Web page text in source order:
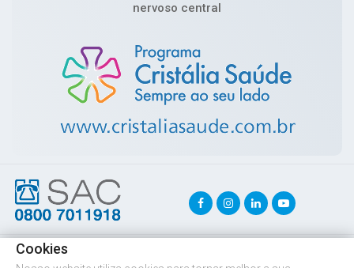
nervoso central
Copyright © 2026 Cristália. Todos os direitos reservados.
Cookies